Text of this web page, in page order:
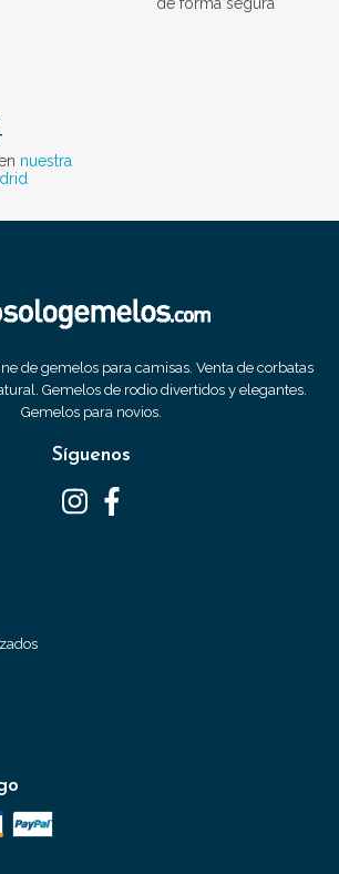
nuestra
de gemelos para camisas. Venta de corbatas
Gemelos de rodio divertidos y elegantes.
Gemelos para novios.
Síguenos